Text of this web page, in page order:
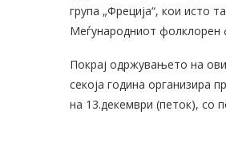
група „Фреција“, кои исто
Меѓународниот фолклорен
Покрај одржувањето на
секоја година организира
на 13.декември (петок), со